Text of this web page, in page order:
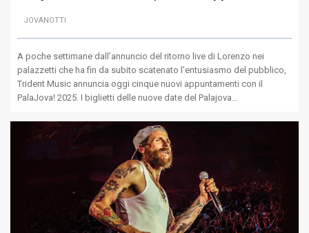
JOVANOTTI
A poche settimane dall’annuncio del ritorno live di Lorenzo nei
palazzetti che ha fin da subito scatenato l’entusiasmo del pubblico,
Trident Music annuncia oggi cinque nuovi appuntamenti con il
PalaJova! 2025. I biglietti delle nuove date del Palajova…